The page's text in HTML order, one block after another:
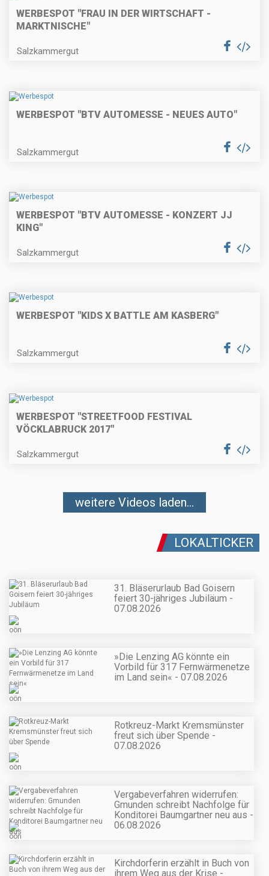
WERBESPOT "FRAU IN DER WIRTSCHAFT -
MARKTNISCHE"
Salzkammergut
WERBESPOT "BTV AUTOMESSE - NEUES AUTO"
Salzkammergut
WERBESPOT "BTV AUTOMESSE - KONZERT JJ
KING"
Salzkammergut
WERBESPOT "KIDS X BATTLE AM KASBERG"
Salzkammergut
WERBESPOT "STREETFOOD FESTIVAL
VÖCKLABRUCK 2017"
Salzkammergut
weitere Videos laden...
LOKALTICKER
31. Bläserurlaub Bad Goisern
feiert 30-jähriges Jubiläum -
07.08.2026
»Die Lenzing AG könnte ein
Vorbild für 317 Fernwärmenetze
im Land sein« - 07.08.2026
Rotkreuz-Markt Kremsmünster
freut sich über Spende -
07.08.2026
Vergabeverfahren widerrufen:
Gmunden schreibt Nachfolge für
Konditorei Baumgartner neu aus -
06.08.2026
Kirchdorferin erzählt in Buch von
ihrem Weg aus der Krise -